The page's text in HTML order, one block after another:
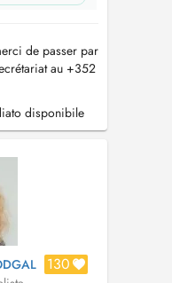
de passer par
au +352
joignable de 8h
les
ou demande de
disponibile
130